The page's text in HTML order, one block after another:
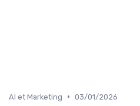
AI et Marketing • 03/01/2026